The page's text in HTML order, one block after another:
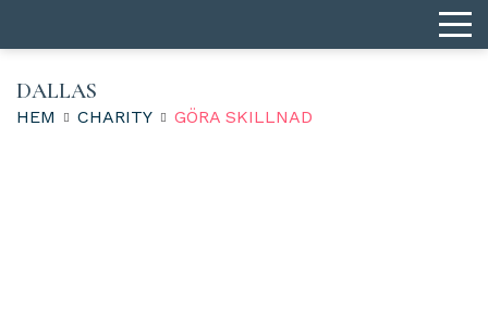
DALLAS
HEM CHARITY GÖRA SKILLNAD